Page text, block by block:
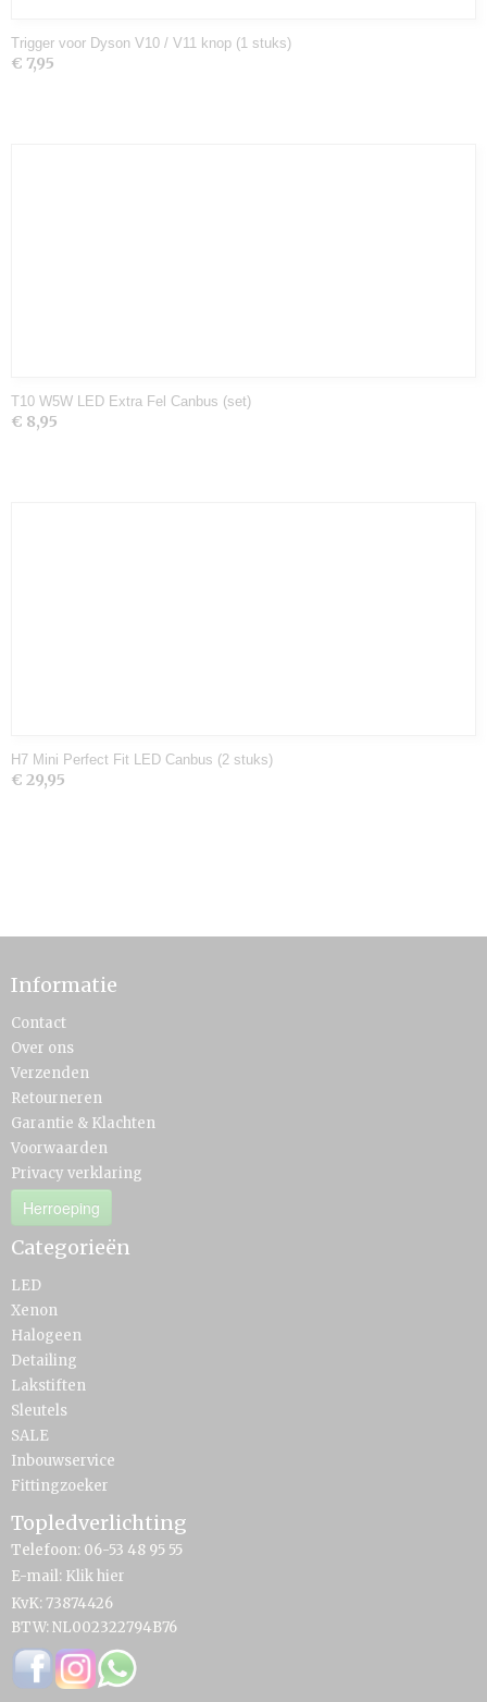
Trigger voor Dyson V10 / V11 knop (1 stuks)
€ 7,95
T10 W5W LED Extra Fel Canbus (set)
€ 8,95
H7 Mini Perfect Fit LED Canbus (2 stuks)
€ 29,95
Informatie
Contact
Over ons
Verzenden
Retourneren
Garantie & Klachten
Voorwaarden
Privacy verklaring
Herroeping
Categorieën
LED
Xenon
Halogeen
Detailing
Lakstiften
Sleutels
SALE
Inbouwservice
Fittingzoeker
Topledverlichting
Telefoon: 06-53 48 95 55
E-mail: Klik hier
KvK: 73874426
BTW: NL002322794B76